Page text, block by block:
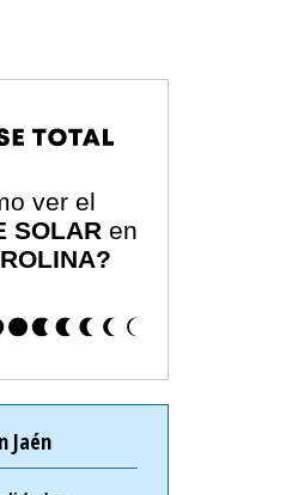
ver el
SOLAR en
Jaén